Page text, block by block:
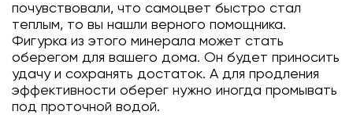
почувствовали, что самоцвет быстро стал
теплым, то вы нашли верного помощника.
Фигурка из этого минерала может стать
оберегом для вашего дома. Он будет приносить
удачу и сохранять достаток. А для продления
эффективности оберег нужно иногда промывать
под проточной водой.